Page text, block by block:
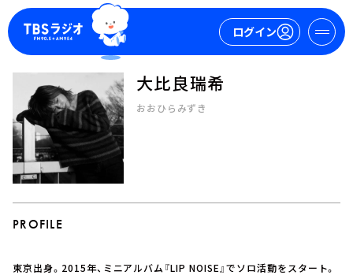
ログイン
マイページ
ログイン
大比良瑞希
おおひらみずき
PROFILE
東京出身。2015年、ミニアルバム『LIP NOISE』でソロ活動をスタート。